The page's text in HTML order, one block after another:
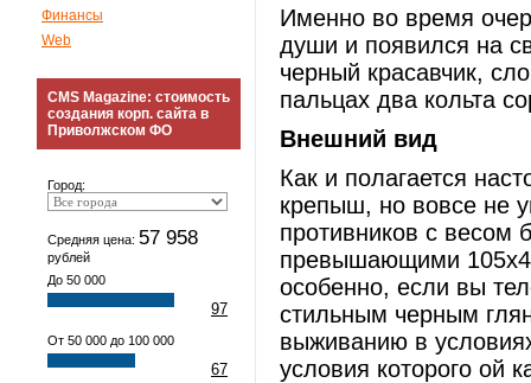
Финансы
Web
CMS Magazine: стоимость
создания корп. сайта в
Приволжском ФО
Город:
Средняя цена: 57 958
рублей
До 50 000
97
От 50 000 до 100 000
67
Именно во время
души и появился на
черный красавчик,
пальцах два кольта
Внешний вид
Как и полагается
крепыш, но вовсе не
противников с весом
превышающими
особенно, если вы
стильным черным
выживанию в
условия которого ой